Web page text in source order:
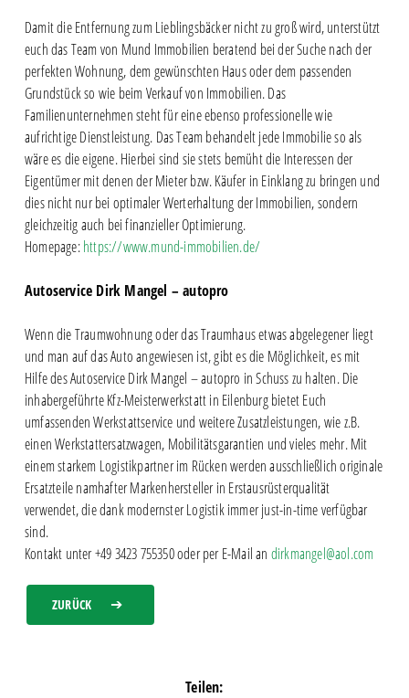
Damit die Entfernung zum Lieblingsbäcker nicht zu groß wird, unterstützt
euch das Team von Mund Immobilien beratend bei der Suche nach der
perfekten Wohnung, dem gewünschten Haus oder dem passenden
Grundstück so wie beim Verkauf von Immobilien. Das
Familienunternehmen steht für eine ebenso professionelle wie
aufrichtige Dienstleistung. Das Team behandelt jede Immobilie so als
wäre es die eigene. Hierbei sind sie stets bemüht die Interessen der
Eigentümer mit denen der Mieter bzw. Käufer in Einklang zu bringen und
dies nicht nur bei optimaler Werterhaltung der Immobilien, sondern
gleichzeitig auch bei finanzieller Optimierung.
Homepage:https://www.mund-immobilien.de/
Autoservice Dirk Mangel – autopro
Wenn die Traumwohnung oder das Traumhaus etwas abgelegener liegt
und man auf das Auto angewiesen ist, gibt es die Möglichkeit, es mit
Hilfe des Autoservice Dirk Mangel – autopro in Schuss zu halten. Die
inhabergeführte Kfz-Meisterwerkstatt in Eilenburg bietet Euch
umfassenden Werkstattservice und weitere Zusatzleistungen, wie z.B.
einen Werkstattersatzwagen, Mobilitätsgarantien und vieles mehr. Mit
einem starkem Logistikpartner im Rücken werden ausschließlich originale
Ersatzteile namhafter Markenhersteller in Erstausrüsterqualität
verwendet, die dank modernster Logistik immer just-in-time verfügbar
sind.
Kontakt unter +49 3423 755350 oder per E-Mail an dirkmangel@aol.com
ZURÜCK
Teilen: